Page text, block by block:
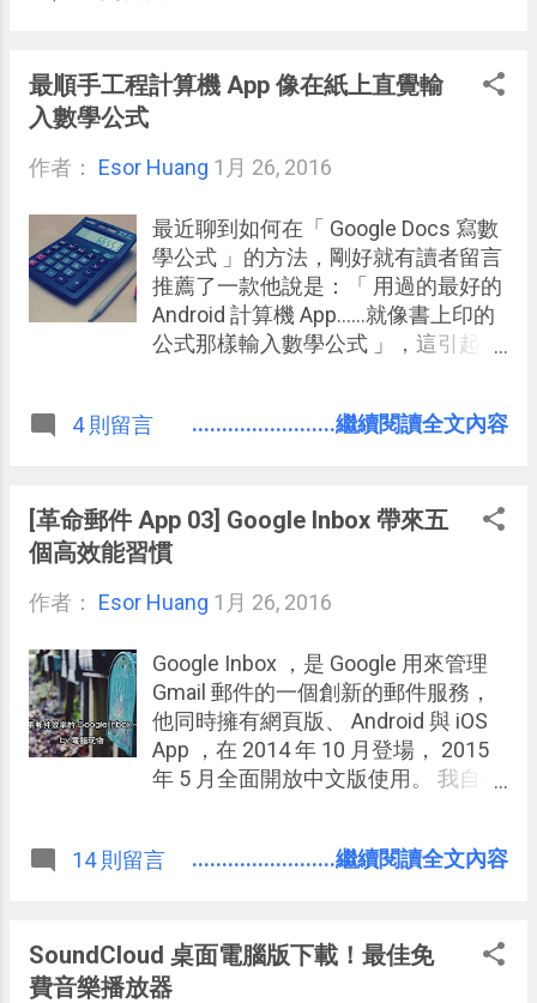
帳號管理軟體 ， 甚至能同時整合前述
上 Outlook App 同樣有簡潔流暢的介
實用功能，稱得上是新世代郵件 App
最有力的競爭者之一。
最順手工程計算機 App 像在紙上直覺輸
入數學公式
作者： Esor Huang 1月 26, 2016
最近聊到如何在「 Google Docs 寫數
學公式 」的方法，剛好就有讀者留言
推薦了一款他說是：「 用過的最好的
Android 計算機 App......就像書上印的
公式那樣輸入數學公式 」，這引起了
做「 Natural Scientific Calculator
為什麼這樣說呢？因為它可以讓我們
像在紙上輸入公式那樣寫公式，把書
多 計算機 App 都在學實體計算機，但
致用戶必須學習與背下各種按鍵的用
途與用法才能進行複雜運算，這等於
是在原本已經要學習的數學方程式之
外，還要多學一個計算機操作才能真
正發揮數學統計功能。 但是既然數位
嗎？「 Natural Scientific Calculator
輸入數學公式並完成運算。
4 則留言 ........................繼續閱讀全文內容
[革命郵件 App 03] Google Inbox 帶來五
個高效能習慣
作者： Esor Huang 1月 26, 2016
Google Inbox ，是 Google 用來管理
Gmail 郵件的一個創新的郵件服務，
他同時擁有網頁版、 Android 與 iOS
App ，在 2014 年 10 月登場， 2015
年 5 月全面開放中文版使用。 我自己
友會問我：「 為什麼在已經很好用的
長期使用一年多之後，可以再來寫一
篇真正重度且長期使用者的心得總
14 則留言 ........................繼續閱讀全文內容
SoundCloud 桌面電腦版下載！最佳免
費音樂播放器